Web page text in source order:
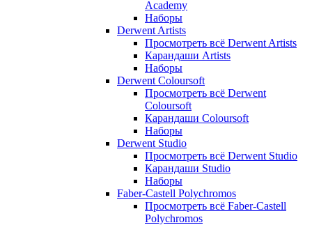
Academy
Наборы
Derwent Artists
Просмотреть всё Derwent Artists
Карандаши Artists
Наборы
Derwent Coloursoft
Просмотреть всё Derwent
Coloursoft
Карандаши Coloursoft
Наборы
Derwent Studio
Просмотреть всё Derwent Studio
Карандаши Studio
Наборы
Faber-Castell Polychromos
Просмотреть всё Faber-Castell
Polychromos